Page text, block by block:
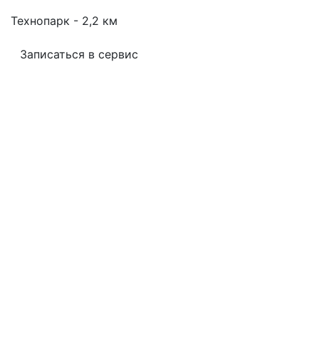
Технопарк - 2,2 км
Записаться в сервис